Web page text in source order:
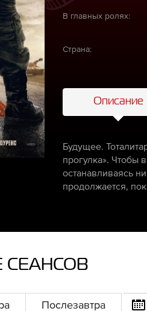
В главных ролях:
Страна:
Описание
Будущее.
прогулка». Чтобы
останавливаясь
продолжается,
СЕАНСОВ
Послезавтра